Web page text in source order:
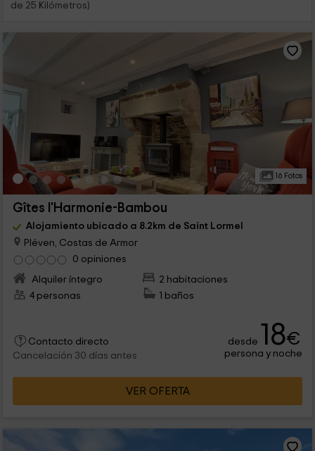
de 25 Kilómetros)
16 Fotos
Gîtes l'Harmonie-Bambou
Alojamiento ubicado a 8.2km de Saint Lormel
Pléven, Costas de Armor
0 opiniones
Alquiler íntegro
2 habitaciones
4 personas
1 baños
Contacto directo
Cancelación 30 días antes
desde 18€
persona y noche
VER OFERTA